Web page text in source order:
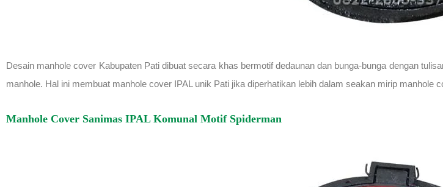
Desain manhole cover Kabupaten Pati dibuat secara khas bermotif dedaunan dan bunga-bunga dengan
manhole. Hal ini membuat manhole cover IPAL unik Pati jika diperhatikan lebih dalam seakan mirip manhole
Manhole Cover Sanimas IPAL Komunal Motif Spiderman